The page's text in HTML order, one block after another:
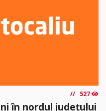
527
în nordul județului